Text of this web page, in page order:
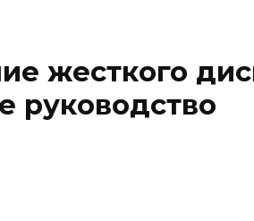
жесткого
руководство